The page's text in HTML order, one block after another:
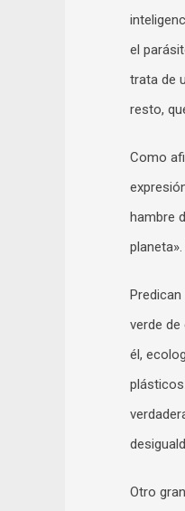
el
trata de
resto,
Como
hambre
verde
él,
Otro